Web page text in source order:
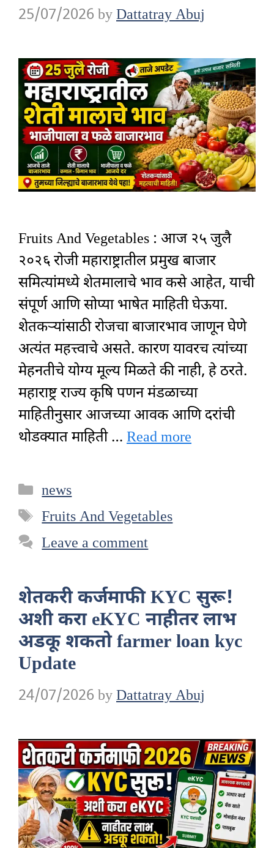
25/07/2026 byDattatray Abuj
Fruits And Vegetables : आज २५ जुलै
२०२६ रोजी महाराष्ट्रातील प्रमुख बाजार
समित्यांमध्ये शेतमालाचे भाव कसे आहेत, याची
संपूर्ण आणि सोप्या भाषेत माहिती घेऊया.
शेतकऱ्यांसाठी रोजचा बाजारभाव जाणून घेणे
अत्यंत महत्त्वाचे असते. कारण यावरच त्यांच्या
मेहनतीचे योग्य मूल्य मिळते की नाही, हे ठरते.
महाराष्ट्र राज्य कृषि पणन मंडळाच्या
माहितीनुसार आजच्या आवक आणि दरांची
थोडक्यात माहिती … Read more
Categories
news
Tags
Fruits And Vegetables
Leave a comment
शेतकरी कर्जमाफी KYC सुरू!
अशी करा eKYC नाहीतर लाभ
अडकू शकतो farmer loan kyc
Update
24/07/2026 byDattatray Abuj